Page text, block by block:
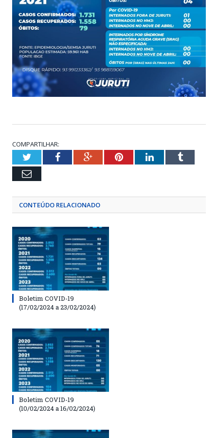
COMPARTILHAR:
TwitterFacebookGoogle+PinterestLinkedInTumblr
Email
CONTEÚDO RELACIONADO
Boletim COVID-19
(17/02/2024 a 23/02/2024)
Boletim COVID-19
(10/02/2024 a 16/02/2024)